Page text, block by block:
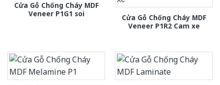
Cửa Gỗ Chống Cháy MDF
Veneer P1G1 soi
Cửa Gỗ Chống Cháy MDF
Veneer P1R2 Cam xe